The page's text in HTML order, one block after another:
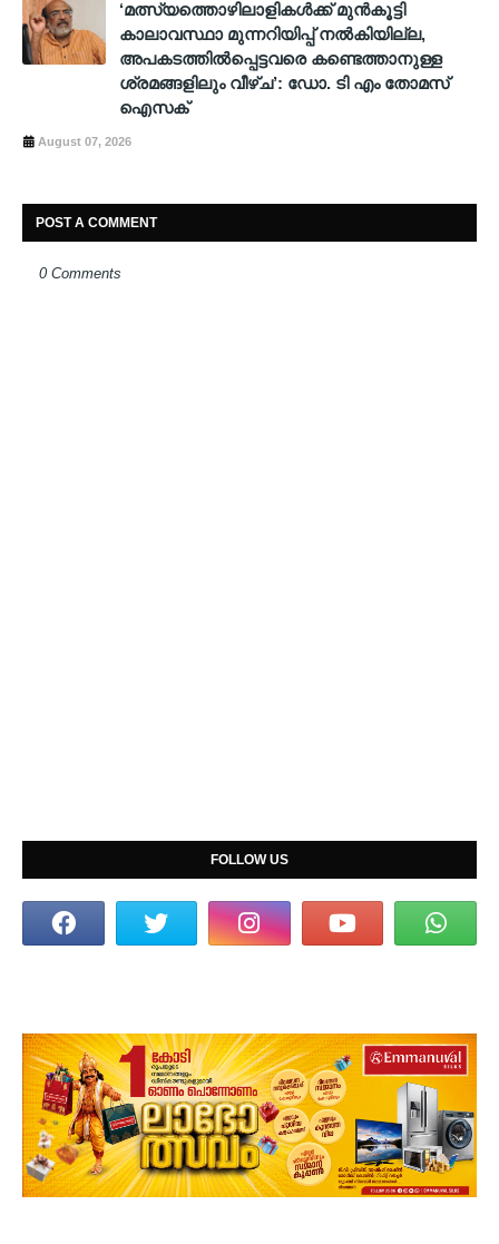
‘മത്സ്യത്തൊഴിലാളികൾക്ക് മുൻകൂട്ടി
കാലാവസ്ഥാ മുന്നറിയിപ്പ് നൽകിയില്ല,
അപകടത്തിൽപ്പെട്ടവരെ കണ്ടെത്താനുള്ള
ശ്രമങ്ങളിലും വീഴ്ച’: ഡോ. ടി എം തോമസ്
ഐസക്
August 07, 2026
POST A COMMENT
0 Comments
FOLLOW US